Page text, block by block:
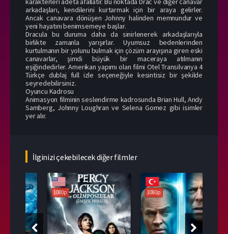
arkadaşları, kendilerini kurtarmak için bir araya gelirler.
Ancak canavara dönüşen Johnny halinden memnundur ve
yeni hayatını benimsemeye başlar.
Dracula bu duruma daha da sinirlenerek arkadaşlarıyla
birlikte zamanla yarışırlar. Uyumsuz bedenlerinden
kurtulmanın bir yolunu bulmak için çözüm arayışına giren eski
canavarlar, şimdi büyük bir maceraya atılmanın
eşiğindedirler. Amerikan yapımı olan filmi Otel Transilvanya 4
Türkçe dublaj full izle​ seçeneğiyle kesintisiz bir şekilde
seyredebilirsiniz.
Oyuncu Kadrosu
Animasyon filminin seslendirme kadrosunda Brian Hull, Andy
Samberg, Johnny Loughran ve Selena Gomez gibi isimler
yer alır.
İlginizi çekebilecek diğer filmler
1080p 1080p